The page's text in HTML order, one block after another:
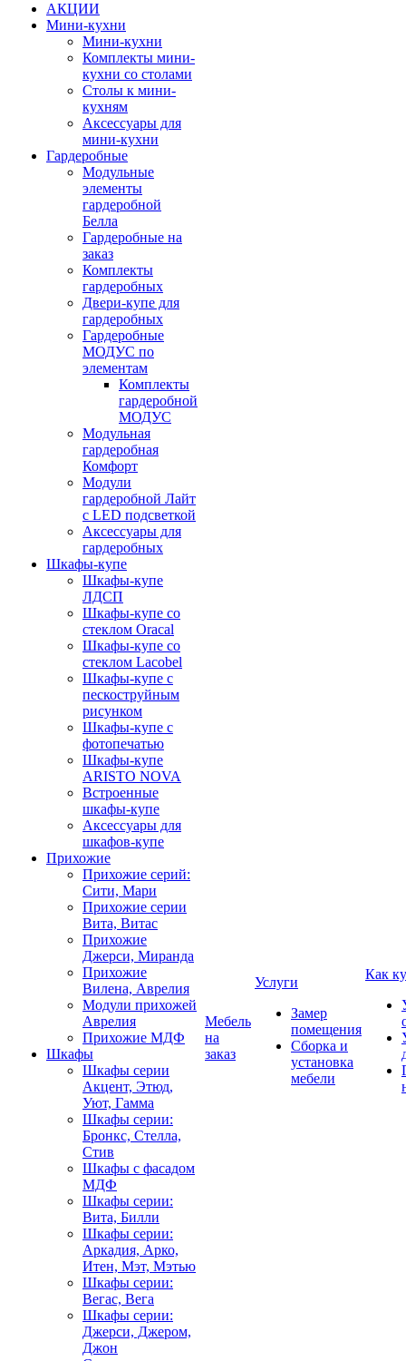
АКЦИИ
Мини-кухни
Мини-кухни
Комплекты мини-
кухни со столами
Столы к мини-
кухням
Аксессуары для
мини-кухни
Гардеробные
Модульные
элементы
гардеробной
Белла
Гардеробные на
заказ
Комплекты
гардеробных
Двери-купе для
гардеробных
Гардеробные
МОДУС по
элементам
Комплекты
гардеробной
МОДУС
Модульная
гардеробная
Комфорт
Модули
гардеробной Лайт
с LED подсветкой
Аксессуары для
гардеробных
Шкафы-купе
Шкафы-купе
ЛДСП
Шкафы-купе со
стеклом Oracal
Шкафы-купе со
стеклом Lacobel
Шкафы-купе с
пескоструйным
рисунком
Шкафы-купе с
фотопечатью
Шкафы-купе
ARISTO NOVA
Встроенные
шкафы-купе
Аксессуары для
шкафов-купе
Прихожие
Прихожие серий:
Сити, Мари
Прихожие серии
Вита, Витас
Прихожие
Джерси, Миранда
Прихожие
Вилена, Аврелия
Модули прихожей
Аврелия
Прихожие МДФ
Шкафы
Шкафы серии
Акцент, Этюд,
Уют, Гамма
Шкафы серии:
Бронкс, Стелла,
Стив
Шкафы с фасадом
МДФ
Шкафы серии:
Вита, Билли
Шкафы серии:
Аркадия, Арко,
Итен, Мэт, Мэтью
Шкафы серии:
Вегас, Вега
Шкафы серии:
Джерси, Джером,
Джон
Мебель
на
заказ
Услуги
Замер
помещения
Сборка и
установка
мебели
Как